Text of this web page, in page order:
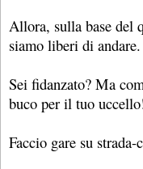
Allora, sulla base del
siamo liberi di
Sei fidanzato? Ma
buco per il tuo
Faccio gare su